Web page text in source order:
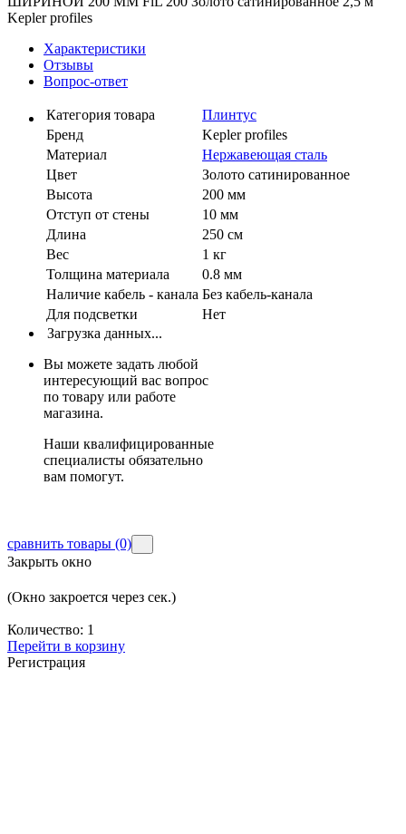
Характеристики
Отзывы
Вопрос-ответ
Категория товара
Плинтус
Бренд
Kepler profiles
Материал
Нержавеющая сталь
Цвет
Золото сатинированное
Высота
200 мм
Отступ от стены
10 мм
Длина
250 см
Вес
1 кг
Толщина материала
0.8 мм
Наличие кабель - канала Без кабель-канала
Для подсветки
Нет
Загрузка данных...
Вы можете задать любой
интересующий вас вопрос
по товару или работе
магазина.
Наши квалифицированные
специалисты обязательно
вам помогут.
сравнить товары (0)
Закрыть окно
(Окно закроется через сек.)
Количество: 1
Перейти в корзину
Регистрация